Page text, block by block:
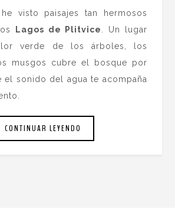
visto paisajes tan hermosos
Lagos de Plitvice. Un lugar
verde de los árboles, los
musgos cubre el bosque por
el sonido del agua te acompaña
CONTINUAR LEYENDO